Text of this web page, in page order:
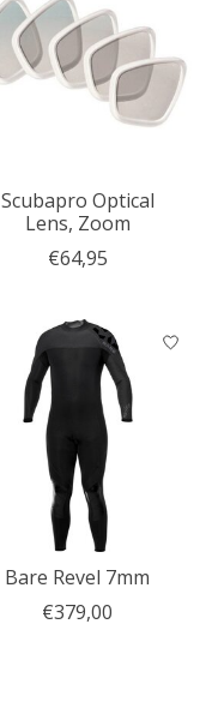
Scubapro Optical
Lens, Zoom
€64,95
Bare Revel 7mm
€379,00